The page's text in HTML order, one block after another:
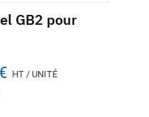
GB2 pour
HT / UNITÉ